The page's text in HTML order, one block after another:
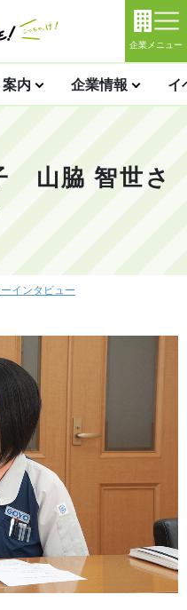
企業メニュー
内 企業情報 イ
山脇 智世さ
インタビュー